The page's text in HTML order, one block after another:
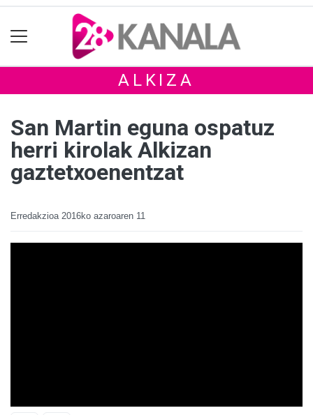
ALKIZA
San Martin eguna ospatuz
herri kirolak Alkizan
gaztetxoenentzat
Erredakzioa 2016ko azaroaren 11